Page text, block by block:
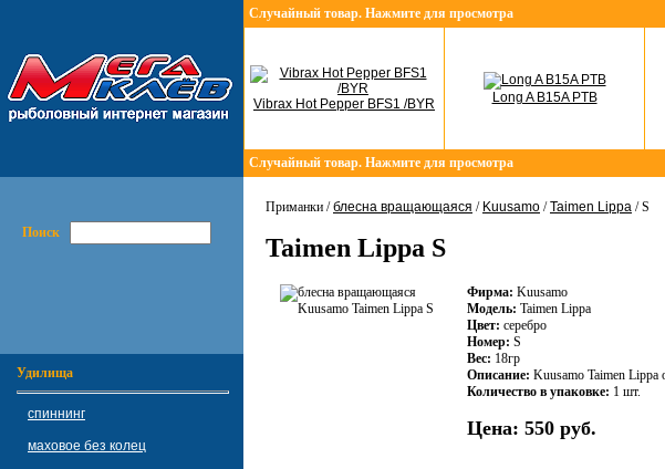
Случайный товар. Нажмите для просмотра
Vibrax Hot Pepper BFS1 /BYR Long A B15A PTB
Случайный товар. Нажмите для просмотра
Поиск
Удилища
спиннинг
маховое без колец
Приманки /блесна вращающаяся / Kuusamo /Taimen Lippa / S
Taimen Lippa S
Фирма: Kuusamo
Модель: Taimen Lippa
Цвет: серебро
Номер: S
Вес: 18гр
Описание: Kuusamo Taimen Lippa
Количество в упаковке: 1 шт.
Цена: 550 руб.